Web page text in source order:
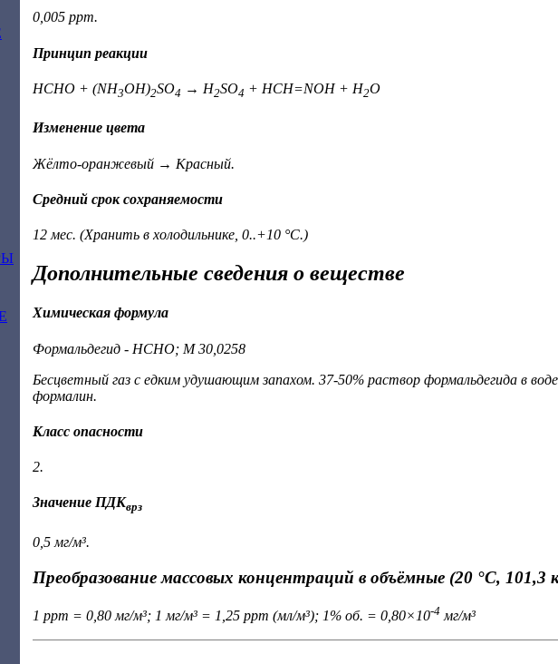
0,005 ppm.
Принцип реакции
HCHO + (NH3OH)2SO4 → H2SO4 + HCH=NOH + H2O
Изменение цвета
Жёлто-оранжевый → Красный.
Средний срок сохраняемости
12 мес. (Хранить в холодильнике, 0..+10 °C.)
Дополнительные сведения о веществе
Химическая формула
Формальдегид - HCHO; M 30,0258
Бесцветный газ с едким удушающим запахом. 37-50% раствор формальдегида в
формалин.
Класс опасности
2.
Значение ПДКврз
0,5 мг/м³.
Преобразование массовых концентраций в объёмные (20 °C, 101,3
1 ppm = 0,80 мг/м³; 1 мг/м³ = 1,25 ppm (мл/м³); 1% об. = 0,80×10-4 мг/м³